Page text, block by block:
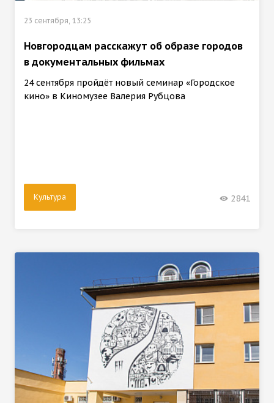
23 сентября, 13:25
Новгородцам расскажут об образе городов
в документальных фильмах
24 сентября пройдёт новый семинар «Городское
кино» в Киномузее Валерия Рубцова
Культура 2841